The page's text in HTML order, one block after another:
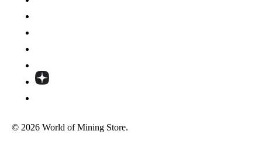
© 2026 World of Mining Store.